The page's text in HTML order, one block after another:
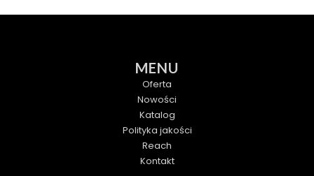
MENU
Oferta
Nowości
Katalog
Polityka jakości
Reach
Kontakt